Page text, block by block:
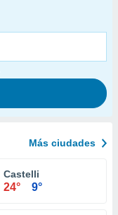
Más ciudades
Castelli
24° 9°